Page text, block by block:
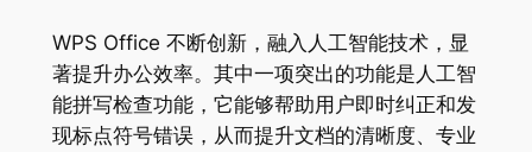
WPS Office 不断创新，融入人工智能技术，显
著提升办公效率。其中一项突出的功能是人工智
能拼写检查功能，它能够帮助用户即时纠正和发
现标点符号错误，从而提升文档的清晰度、专业